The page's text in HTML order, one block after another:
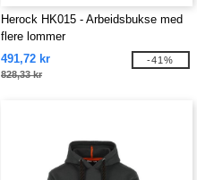
Herock HK015 - Arbeidsbukse med
flere lommer
491,72 kr
828,33 kr
-41%